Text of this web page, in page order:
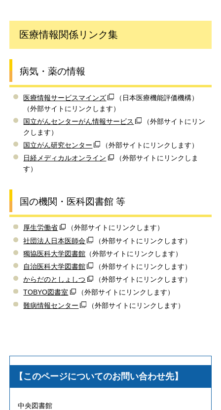
医療情報関係リンク集
病気・薬の情報
医療情報サービスマインズ
（日本医療機能評価機構）
（外部サイトにリンクします）
国立がんセンターがん情報サービス
（外部サイトにリン
クします）
国立がん研究センター
（外部サイトにリンクします）
日経メディカルオンライン
（外部サイトにリンクしま
す）
国の機関・医科図書館 等
厚生労働省
（外部サイトにリンクします）
社団法人日本医師会
（外部サイトにリンクします）
獨協医科大学図書館 （外部サイトにリンクします）
自治医科大学図書館
（外部サイトにリンクします）
からだのとしょしつ
（外部サイトにリンクします）
TOBYO図書室
（外部サイトにリンクします）
難病情報センター
（外部サイトにリンクします）
【このページについてのお問い合わせ先】
中央図書館